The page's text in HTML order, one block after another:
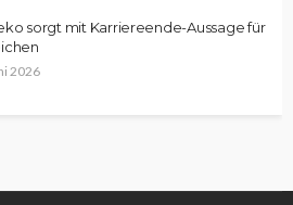
sorgt mit Karriereende-Aussage für
2026